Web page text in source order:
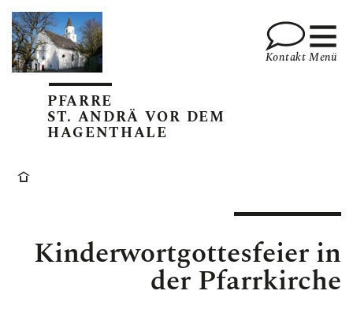
GEMEINSCHAFT
PFARRE
ST. ANDRÄ VOR DEM
HAGENTHALE
Kontakt Menü
Kinderwortgottesfeier in
der Pfarrkirche